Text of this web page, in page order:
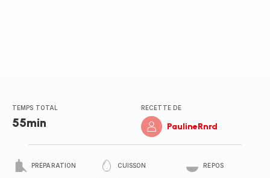
TEMPS TOTAL
55min
RECETTE DE
PaulineRnrd
PRÉPARATION CUISSON REPOS